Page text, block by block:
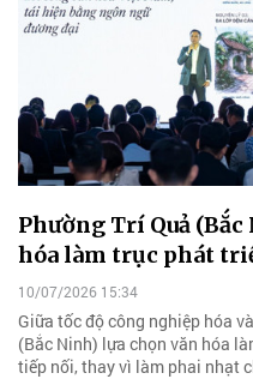
Phường Trí Quả
hóa làm trục phát
10/07/2026 15:34
Giữa tốc độ công nghiệp hóa
(Bắc Ninh) lựa chọn văn hóa
tiếp nối, thay vì làm phai nhạt